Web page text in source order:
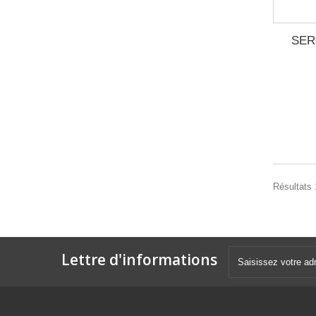
Résultats
Lettre d'informations